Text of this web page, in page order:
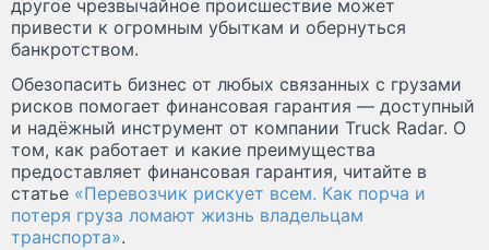
другое чрезвычайное происшествие может
привести к огромным убыткам и обернуться
банкротством.
Обезопасить бизнес от любых связанных с грузами
рисков помогает финансовая гарантия — доступный
и надёжный инструмент от компании Truck Radar. О
том, как работает и какие преимущества
предоставляет финансовая гарантия, читайте в
статье «Перевозчик рискует всем. Как порча и
потеря груза ломают жизнь владельцам
транспорта».